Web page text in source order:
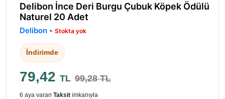
Delibon İnce Deri Burgu Çubuk Köpek Ödülü
Naturel 20 Adet
Delibon - Stokta yok
İndirimde
79,42 TL 99,28 TL
6 aya varan Taksit imkanıyla